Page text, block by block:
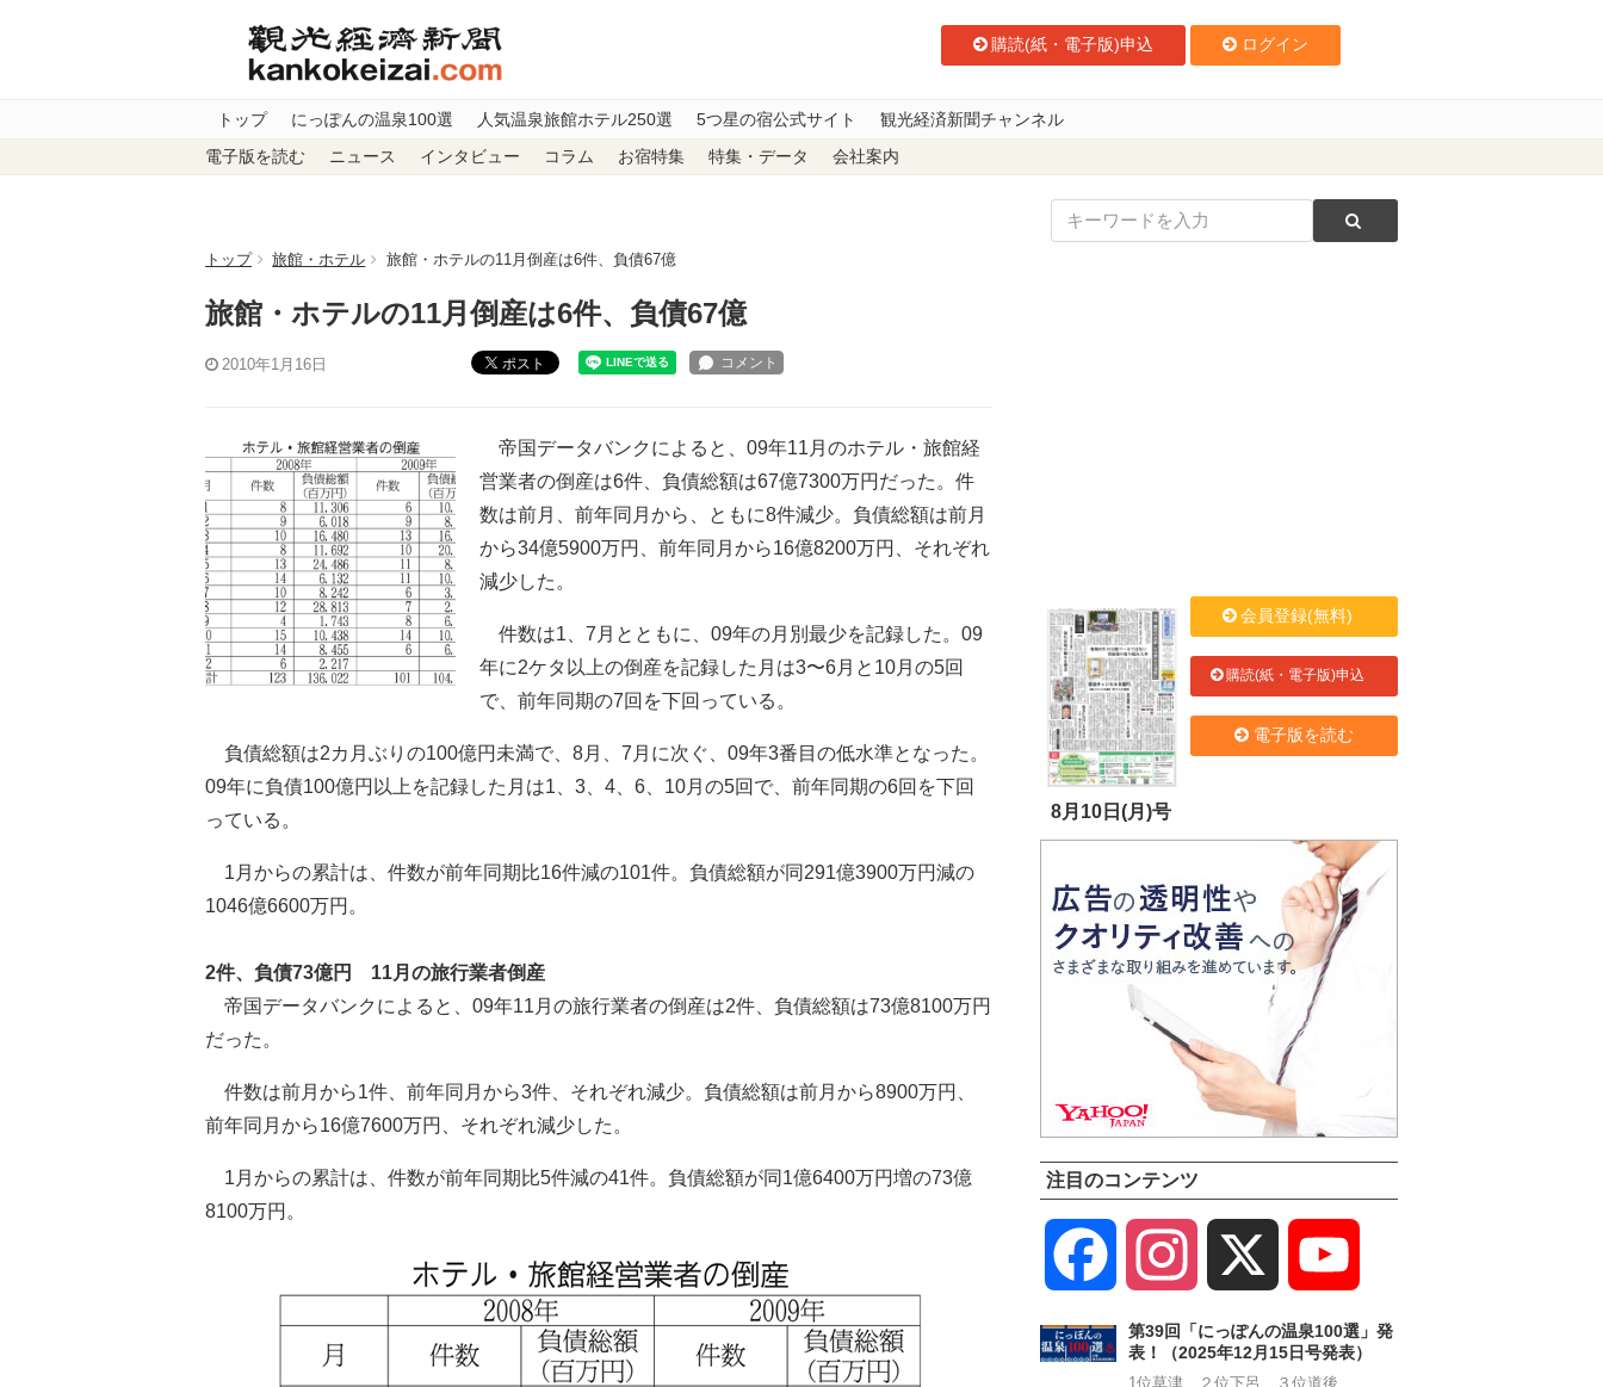
購読(紙・電子版)申込 ログイン
トップ にっぽんの温泉100選 人気温泉旅館ホテル250選 5つ星の宿公式サイト 観光経済新聞チャンネル
電子版を読む ニュース インタビュー コラム お宿特集 特集・データ 会社案内
トップ 旅館・ホテル 旅館・ホテルの11月倒産は6件、負債67億
旅館・ホテルの11月倒産は6件、負債67億
2010年1月16日 ポスト
帝国データバンクによると、09年11月のホテル・旅館経
営業者の倒産は6件、負債総額は67億7300万円だった。件
数は前月、前年同月から、ともに8件減少。負債総額は前月
から34億5900万円、前年同月から16億8200万円、それぞれ
減少した。
件数は1、7月とともに、09年の月別最少を記録した。09
年に2ケタ以上の倒産を記録した月は3〜6月と10月の5回
で、前年同期の7回を下回っている。
負債総額は2カ月ぶりの100億円未満で、8月、7月に次ぐ、09年3番目の低水準となった。
09年に負債100億円以上を記録した月は1、3、4、6、10月の5回で、前年同期の6回を下回
っている。
1月からの累計は、件数が前年同期比16件減の101件。負債総額が同291億3900万円減の
1046億6600万円。
2件、負債73億円 11月の旅行業者倒産
帝国データバンクによると、09年11月の旅行業者の倒産は2件、負債総額は73億8100万円
だった。
件数は前月から1件、前年同月から3件、それぞれ減少。負債総額は前月から8900万円、
前年同月から16億7600万円、それぞれ減少した。
1月からの累計は、件数が前年同期比5件減の41件。負債総額が同1億6400万円増の73億
8100万円。
8月10日(月)号
会員登録(無料)
購読(紙・電子版)申込
電子版を読む
注目のコンテンツ
Facebook Instagram
Channel
第39回「にっぽんの温泉100選」発
表！（2025年12月15日号発表）
1位草津、２位下呂、３位道後